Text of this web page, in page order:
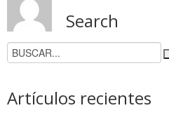
Search
Artículos recientes